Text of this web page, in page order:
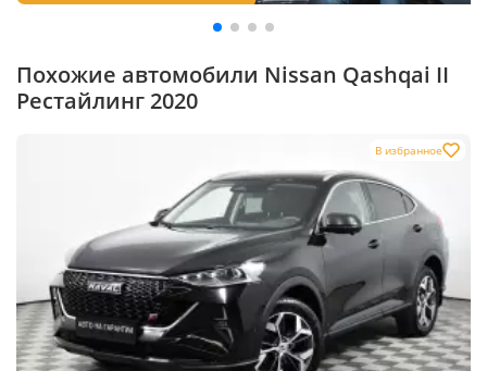
Похожие автомобили Nissan Qashqai II
Рестайлинг 2020
В избранное